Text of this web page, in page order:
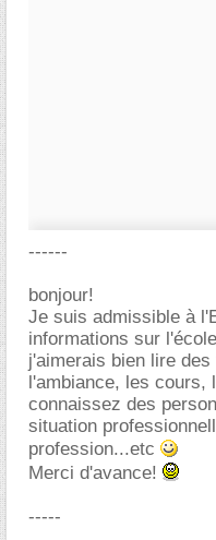
------
bonjour!
Je suis admissible à
informations sur
j'aimerais bien lire
l'ambiance, les cours,
connaissez des
situation
profession...etc
Merci d'avance!
-----